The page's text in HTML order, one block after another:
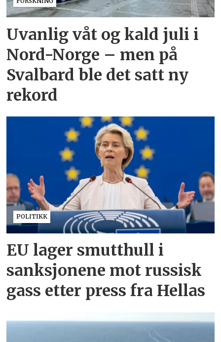
Uvanlig våt og kald juli i
Nord-Norge – men på
Svalbard ble det satt ny
rekord
POLITIKK
EU lager smutthull i
sanksjonene mot russisk
gass etter press fra Hellas